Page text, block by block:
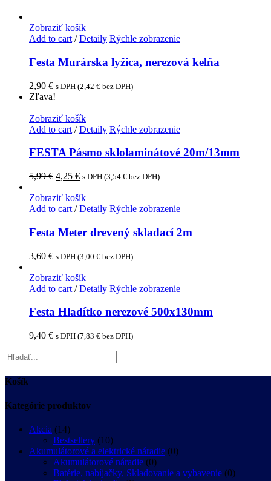
Zobraziť košík
Add to cart / Detaily Rýchle zobrazenie
Festa Murárska lyžica, nerezová kelňa
2,90 € s DPH (2,42 € bez DPH)
Zľava!
Zobraziť košík
Add to cart / Detaily Rýchle zobrazenie
FESTA Pásmo sklolaminátové 20m/13mm
5,99€ 4,25 € s DPH (3,54 € bez DPH)
Zobraziť košík
Add to cart / Detaily Rýchle zobrazenie
Festa Meter drevený skladací 2m
3,60 € s DPH (3,00 € bez DPH)
Zobraziť košík
Add to cart / Detaily Rýchle zobrazenie
Festa Hladítko nerezové 500x130mm
9,40 € s DPH (7,83 € bez DPH)
Košík
Kategórie produktov
Akcia (14)
Bestsellery (10)
Akumulátorové a elektrické náradie (0)
Akumulátorové náradie (0)
Batérie, nabíjačky, Skladovanie a vybavenie (0)